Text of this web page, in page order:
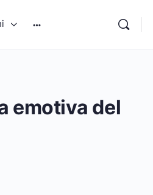
emotiva del